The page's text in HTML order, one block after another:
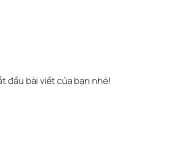
đầu bài viết của bạn nhé!